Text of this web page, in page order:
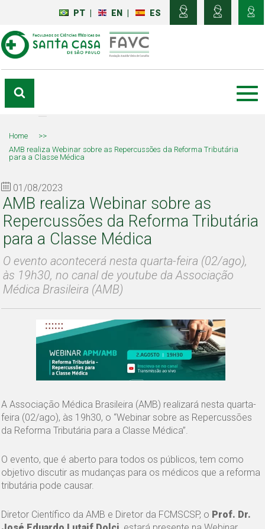
PT EN ES
Home
>>
AMB realiza Webinar sobre as Repercussões da Reforma Tributária
para a Classe Médica
01/08/2023
AMB realiza Webinar sobre as
Repercussões da Reforma Tributária
para a Classe Médica
O evento acontecerá nesta quarta-feira (02/ago),
às 19h30, no canal de youtube da Associação
Médica Brasileira (AMB)
A Associação Médica Brasileira (AMB) realizará nesta quarta-
feira (02/ago), às 19h30, o “Webinar sobre as Repercussões
da Reforma Tributária para a Classe Médica”.
O evento, que é aberto para todos os públicos, tem como
objetivo discutir as mudanças para os médicos que a reforma
tributária pode causar.
Diretor Científico da AMB e Diretor da FCMSCSP, o Prof. Dr.